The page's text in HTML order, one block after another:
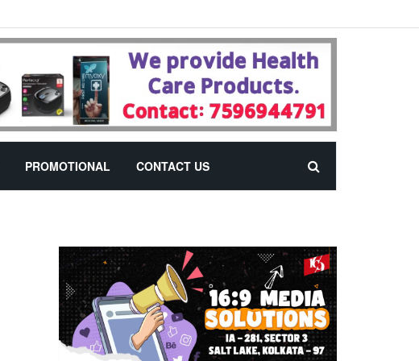
PROMOTIONAL CONTACT US